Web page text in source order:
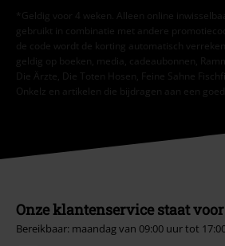
*Geldig voor 4 weken. Alleen online
gebruikt in combinatie met andere
de code wordt de korting automatisch
geldig op boeken, media, cadeaubonnen,
Die Ärzte, Die Toten Hosen, Feine Sahne
Onkelz en artikelen die bijdragen aan een goed
Onze klantenservice staat
Bereikbaar: maandag van 09:00 uur tot